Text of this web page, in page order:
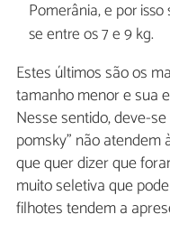
Pomerânia, e por
se entre os 7 e 9 kg.
Estes últimos são os
tamanho menor e sua
Nesse sentido, deve-
pomsky" não atendem
que quer dizer que
muito seletiva que
filhotes tendem a